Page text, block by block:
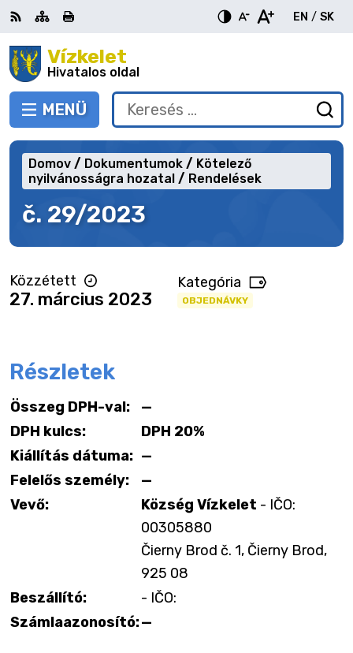
Ugrás
a
tartalomraVízkelet
Hivatalos oldal
VÁLTÁS
MENÜ
RSS Oldaltérkép
Nyomtatás
EN
English
/ SK
Keresés:
be
a
č. 29/2023
Domov Dokumentumok
Kötelező
nyilvánosságra hozatal
Rendelések
Közzétett
27. március 2023
Kategória
OBJEDNÁVKY
Részletek
Összeg DPH-val:
—
DPH kulcs:
DPH 20%
Kiállítás dátuma: —
Felelős személy:
—
Vevő:
Község Vízkelet - IČO:
00305880
Čierny Brod č. 1, Čierny Brod,
925 08
Beszállító:
- IČO:
Számlaazonosító:—